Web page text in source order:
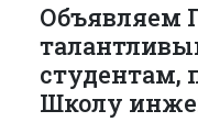
Объявляем
студентам,
Школу